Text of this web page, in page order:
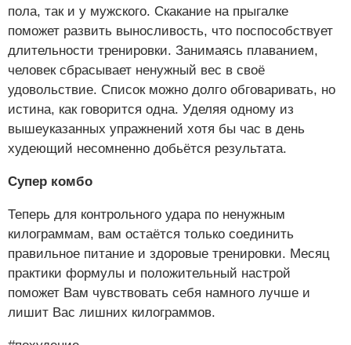
пола, так и у мужского. Скакание на прыгалке
поможет развить выносливость, что поспособствует
длительности тренировки. Занимаясь плаванием,
человек сбрасывает ненужный вес в своё
удовольствие. Список можно долго обговаривать, но
истина, как говорится одна. Уделяя одному из
вышеуказанных упражнений хотя бы час в день
худеющий несомненно добьётся результата.
Супер комбо
Теперь для контрольного удара по ненужным
килограммам, вам остаётся только соединить
правильное питание и здоровые тренировки. Месяц
практики формулы и положительный настрой
поможет Вам чувствовать себя намного лучше и
лишит Вас лишних килограммов.